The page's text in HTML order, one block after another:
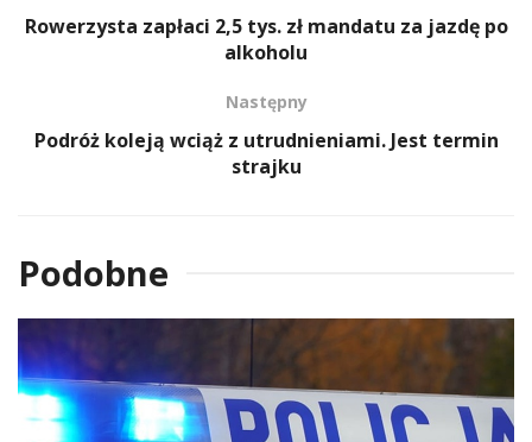
Rowerzysta zapłaci 2,5 tys. zł mandatu za jazdę po
alkoholu
Następny
Podróż koleją wciąż z utrudnieniami. Jest termin
strajku
Podobne